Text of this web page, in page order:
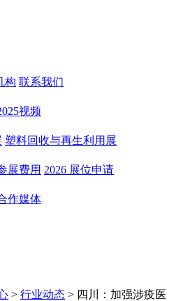
构 联系我们
视频
塑料回收与再生利用展
展费用 2026 展位申请
作媒体
> 行业动态 > 四川：加强涉疫医